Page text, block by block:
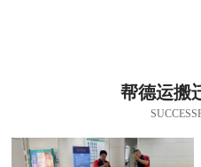
帮德运搬